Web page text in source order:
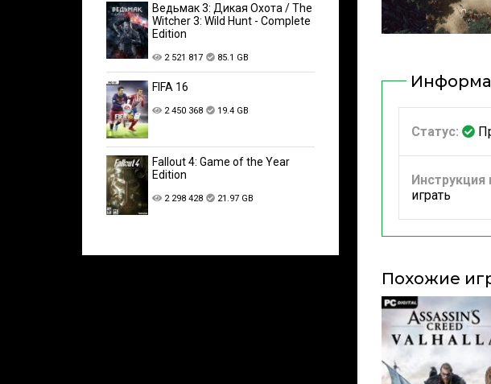
Ведьмак 3: Дикая Охота / The
Witcher 3: Wild Hunt - Complete
Edition
2 521 817 85.1 GB
FIFA 16
2 450 368 19.4 GB
Fallout 4: Game of the Year
Edition
2 298 428 21.97 GB
Статус:
Инструкция
играть
Похожие